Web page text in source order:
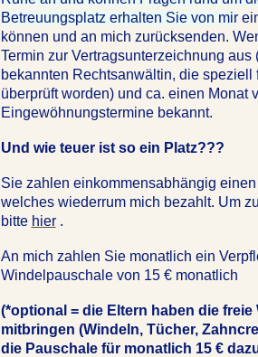
Betreuungsplatz erhalten Sie von mir
können und an mich zurücksenden.
Termin zur Vertragsunterzeichnung
bekannten Rechtsanwältin, die
überprüft worden) und ca. einen Monat
Eingewöhnungstermine bekannt.
Und wie teuer ist so ein Platz???
Sie zahlen einkommensabhängig
welches wiederrum mich bezahlt. Um
bitte hier.
An mich zahlen Sie monatlich ein
Windelpauschale von 15 € monatlich
(*optional = die Eltern haben die
mitbringen (Windeln, Tücher,
die Pauschale für monatlich 15 €